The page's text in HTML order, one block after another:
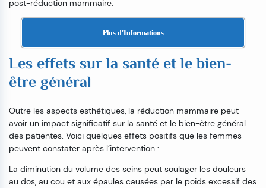
post-réduction mammaire.
Plus d'Informations
Les effets sur la santé et le bien-
être général
Outre les aspects esthétiques, la réduction mammaire peut
avoir un impact significatif sur la santé et le bien-être général
des patientes. Voici quelques effets positifs que les femmes
peuvent constater après l’intervention :
La diminution du volume des seins peut soulager les douleurs
au dos, au cou et aux épaules causées par le poids excessif des